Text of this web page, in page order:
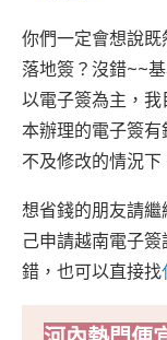
你們一定會想說
落地簽？沒錯~~
以電子簽為主，
本辦理的電子簽
不及修改的情況
想省錢的朋友請
己申請越南電子
錯，也可以直接找